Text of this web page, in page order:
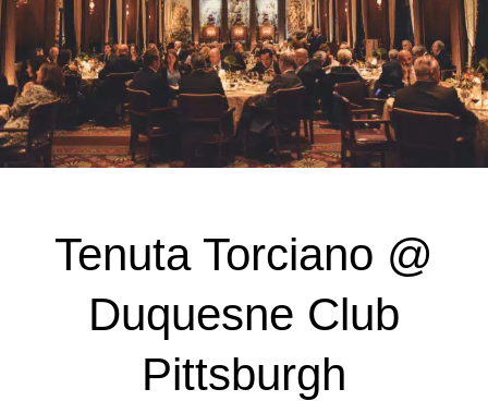
Tenuta Torciano @
Duquesne Club
Pittsburgh